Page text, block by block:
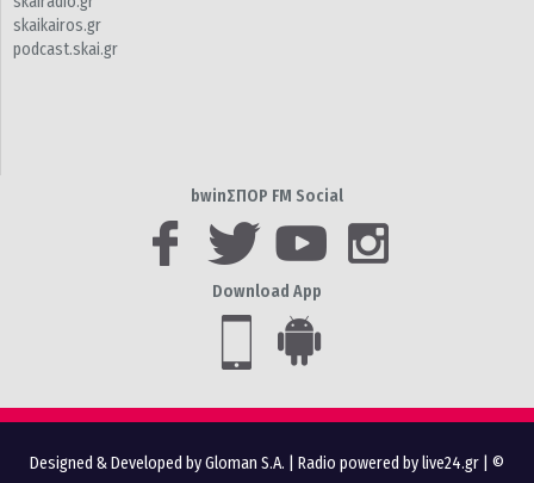
skaikairos.gr
podcast.skai.gr
bwinΣΠΟΡ FM Social
Download App
Designed & Developed by Gloman S.A. Radio powered by live24.gr | ©